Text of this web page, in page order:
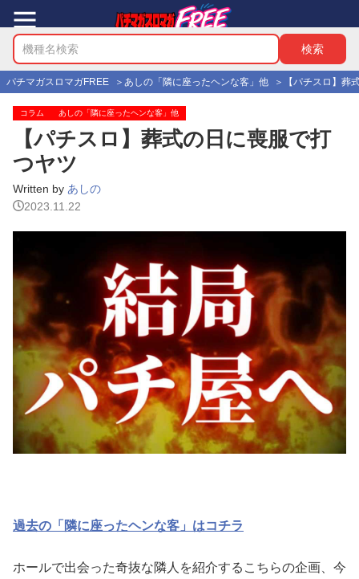
パチマガスロマガFREE あしの「隣に座ったヘンな客」他 【パチスロ】葬
コラム あしの「隣に座ったヘンな客」他
【パチスロ】葬式の日に喪服で打
つヤツ
Written by あしの
2023.11.22
過去の「隣に座ったヘンな客」はコチラ
ホールで出会った奇抜な隣人を紹介するこちらの企画、今